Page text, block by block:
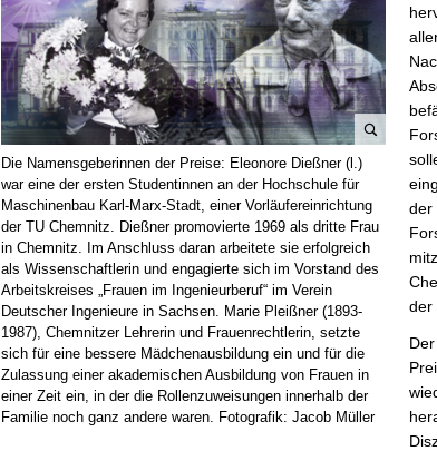
B
i
l
d
v
e
g
r
ö
ß
e
Die Namensgeberinnen der Preise: Eleonore Dießner (l.)
war eine der ersten Studentinnen an der Hochschule für
Maschinenbau Karl-Marx-Stadt, einer Vorläufereinrichtung
der TU Chemnitz. Dießner promovierte 1969 als dritte Frau
in Chemnitz. Im Anschluss daran arbeitete sie erfolgreich
als Wissenschaftlerin und engagierte sich im Vorstand des
Arbeitskreises „Frauen im Ingenieurberuf“ im Verein
Deutscher Ingenieure in Sachsen. Marie Pleißner (1893-
1987), Chemnitzer Lehrerin und Frauenrechtlerin, setzte
sich für eine bessere Mädchenausbildung ein und für die
Zulassung einer akademischen Ausbildung von Frauen in
einer Zeit ein, in der die Rollenzuweisungen innerhalb der
Familie noch ganz andere waren. Fotografik: Jacob Müller
der
der